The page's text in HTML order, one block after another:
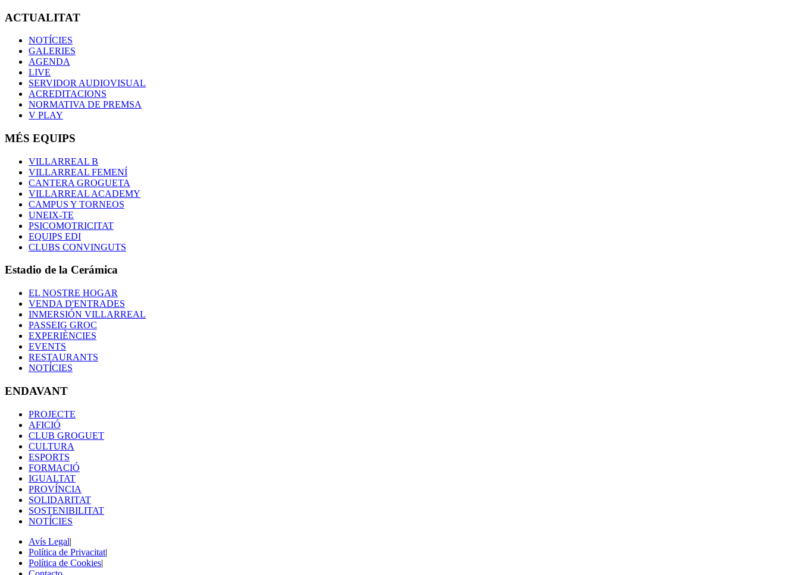
ACTUALITAT
NOTÍCIES
GALERIES
AGENDA
LIVE
SERVIDOR AUDIOVISUAL
ACREDITACIONS
NORMATIVA DE PREMSA
V PLAY
MÉS EQUIPS
VILLARREAL B
VILLARREAL FEMENÍ
CANTERA GROGUETA
VILLARREAL ACADEMY
CAMPUS Y TORNEOS
UNEIX-TE
PSICOMOTRICITAT
EQUIPS EDI
CLUBS CONVINGUTS
Estadio de la Cerámica
EL NOSTRE HOGAR
VENDA D'ENTRADES
INMERSIÓN VILLARREAL
PASSEIG GROC
EXPERIÈNCIES
EVENTS
RESTAURANTS
NOTÍCIES
ENDAVANT
PROJECTE
AFICIÓ
CLUB GROGUET
CULTURA
ESPORTS
FORMACIÓ
IGUALTAT
PROVÍNCIA
SOLIDARITAT
SOSTENIBILITAT
NOTÍCIES
Avís Legal|
Política de Privacitat|
Política de Cookies|